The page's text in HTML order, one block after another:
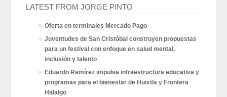
LATEST FROM JORGE PINTO
Oferta en terminales Mercado Pago
Juventudes de San Cristóbal construyen propuestas
para un festival con enfoque en salud mental,
inclusión y talento
Eduardo Ramírez impulsa infraestructura educativa y
programas para el bienestar de Huixtla y Frontera
Hidalgo